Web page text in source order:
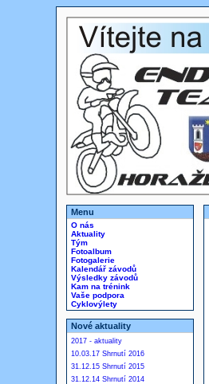
Menu
O nás
Aktuality
Tým
Fotoalbum
Fotogalerie
Kalendář závodů
Výsledky závodů
Kam na trénink
Vaše podpora
Cyklovýlety
Nové aktuality
2017 - aktuality
10.03.17 Shrnutí 2016
31.12.15 Shrnutí 2015
31.12.14 Shrnutí 2014